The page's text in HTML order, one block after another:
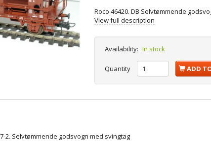
Roco 46420. DB Selvtømmende
View full description
Availability: In stock
Quantity ADD
2. Selvtømmende godsvogn med svingtag